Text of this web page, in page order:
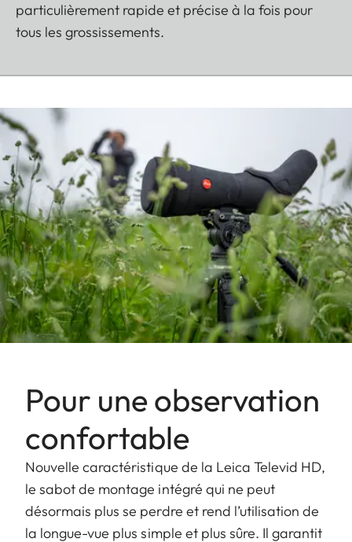
particulièrement rapide et précise à la fois pour
tous les grossissements.
Pour une observation
confortable
Nouvelle caractéristique de la Leica Televid HD,
le sabot de montage intégré qui ne peut
désormais plus se perdre et rend l’utilisation de
la longue-vue plus simple et plus sûre. Il garantit